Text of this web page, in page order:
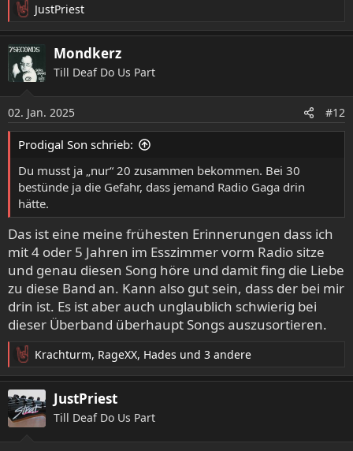
R
e
a
k
t
n
e
n
JustPriest
Mondkerz
Till Deaf Do Us Part
02. Jan. 2025 #12
Prodigal Son schrieb:
Du musst ja „nur“ 20 zusammen bekommen. Bei 30
bestünde ja die Gefahr, dass jemand Radio Gaga drin
hätte.
Das ist eine meine frühesten Erinnerungen dass ich
mit 4 oder 5 Jahren im Esszimmer vorm Radio sitze
und genau diesen Song höre und damit fing die Liebe
zu diese Band an. Kann also gut sein, dass der bei mir
drin ist. Es ist aber auch unglaublich schwierig bei
dieser Überband überhaupt Songs auszusortieren.
R
e
a
k
t
Krachturm, RageXX, Hades und 3 andere
JustPriest
Till Deaf Do Us Part